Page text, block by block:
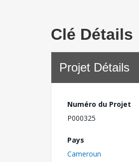
Clé Détails
Projet Détails
Numéro du Projet
P000325
Pays
Cameroun